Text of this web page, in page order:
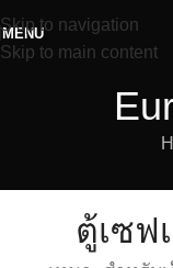
Skip to navigation
Skip to main content
MENU
ตู้เซฟ